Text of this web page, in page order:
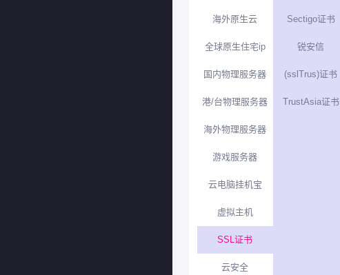
海外原生云
全球原生住宅ip
国内物理服务器
港/台物理服务器
海外物理服务器
游戏服务器
云电脑挂机宝
虚拟主机
SSL证书
云安全
Sectigo证书
锐安信
(sslTrus)证书
TrustAsia证书